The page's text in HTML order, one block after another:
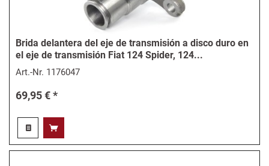
Brida delantera del eje de transmisión a disco duro en
el eje de transmisión Fiat 124 Spider, 124...
Art.-Nr. 1176047
69,95 € *